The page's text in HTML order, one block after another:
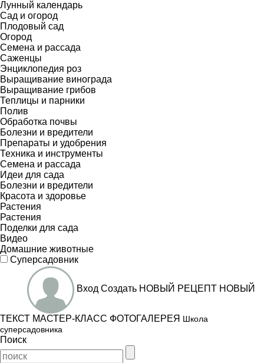
Лунный календарь
Сад и огород
Плодовый сад
Огород
Семена и рассада
Саженцы
Энциклопедия роз
Выращивание винограда
Выращивание грибов
Теплицы и парники
Полив
Обработка почвы
Болезни и вредители
Препараты и удобрения
Техника и инструменты
Семена и рассада
Идеи для сада
Болезни и вредители
Красота и здоровье
Растения
Растения
Поделки для сада
Видео
Домашние животные
Суперсадовник
Вход Создать НОВЫЙ РЕЦЕПТ НОВЫЙ
ТЕКСТ МАСТЕР-КЛАСС ФОТОГАЛЕРЕЯ Школа
суперсадовника
Поиск